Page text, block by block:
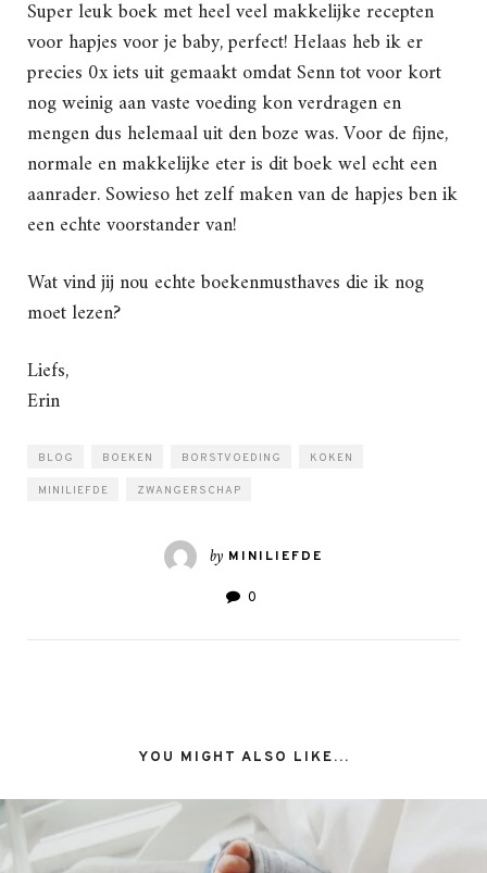
Super leuk boek met heel veel makkelijke recepten
voor hapjes voor je baby, perfect! Helaas heb ik er
precies 0x iets uit gemaakt omdat Senn tot voor kort
nog weinig aan vaste voeding kon verdragen en
mengen dus helemaal uit den boze was. Voor de fijne,
normale en makkelijke eter is dit boek wel echt een
aanrader. Sowieso het zelf maken van de hapjes ben ik
een echte voorstander van!
Wat vind jij nou echte boekenmusthaves die ik nog
moet lezen?
Liefs,
Erin
BLOG BOEKEN BORSTVOEDING KOKEN
MINILIEFDE ZWANGERSCHAP
by MINILIEFDE
0
YOU MIGHT ALSO LIKE...